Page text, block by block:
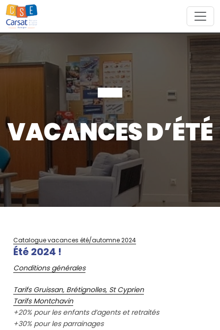
Skip
to
content
VACANCES D’ÉTÉ
Catalogue vacances été/automne 2024
Été 2024 !
Conditions générales
Tarifs Gruissan, Brétignolles, St Cyprien
Tarifs Montchavin
+20% pour les enfants d’agents et retraités
+30% pour les parrainages